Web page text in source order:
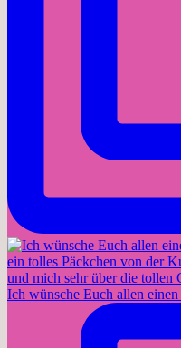
Ich wünsche Euch allen